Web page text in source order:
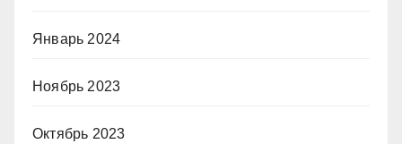
Январь 2024
Ноябрь 2023
Октябрь 2023